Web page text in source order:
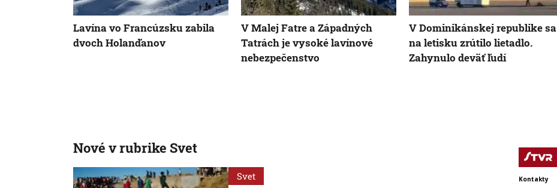
Lavína vo Francúzsku zabila
dvoch Holanďanov
V Malej Fatre a Západných
Tatrách je vysoké lavínové
nebezpečenstvo
V Dominikánskej republike sa
na letisku zrútilo lietadlo.
Zahynulo deväť ľudí
Nové v rubrike Svet
Svet Kontakty